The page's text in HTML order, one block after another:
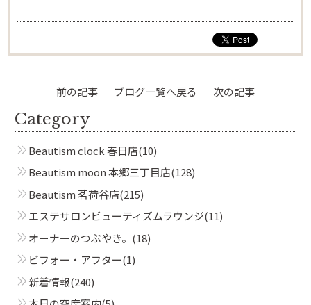
前の記事 ブログ一覧へ戻る 次の記事
Category
Beautism clock 春日店(10)
Beautism moon 本郷三丁目店(128)
Beautism 茗荷谷店(215)
エステサロンビューティズムラウンジ(11)
オーナーのつぶやき。 (18)
ビフォー・アフター(1)
新着情報(240)
Beautism